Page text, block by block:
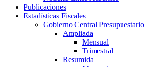
Publicaciones
Estadísticas Fiscales
Gobierno Central Presupuestario
Ampliada
Mensual
Trimestral
Resumida